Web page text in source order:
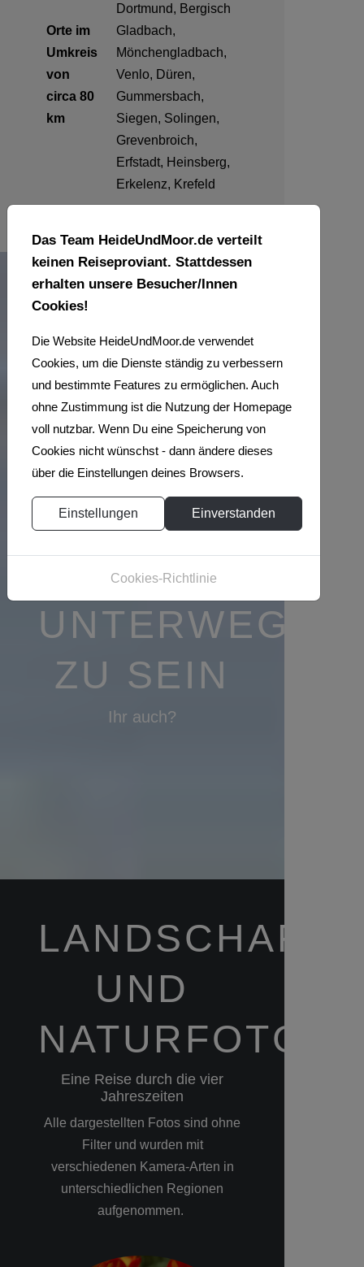
Orte im
Umkreis
von
circa 80
km
Dortmund, Bergisch
Gladbach,
Mönchengladbach,
Venlo, Düren,
Gummersbach,
Siegen, Solingen,
Grevenbroich,
Erfstadt, Heinsberg,
Erkelenz, Krefeld
WIR
LIEBEN
ES
DRAUSSEN U
NTERWEGS Z
U SEIN
Ihr auch?
UND
Eine Reise durch die vier
Jahreszeiten
Alle dargestellten Fotos sind ohne
Filter und wurden mit
verschiedenen Kamera-Arten in
unterschiedlichen Regionen
aufgenommen.
Das Team HeideUndMoor.de verteilt
keinen Reiseproviant. Stattdessen
erhalten unsere Besucher/Innen
Cookies!
Die Website HeideUndMoor.de verwendet
Cookies, um die Dienste ständig zu verbessern
und bestimmte Features zu ermöglichen. Auch
ohne Zustimmung ist die Nutzung der Homepage
voll nutzbar. Wenn Du eine Speicherung von
Cookies nicht wünschst - dann ändere dieses
über die Einstellungen deines Browsers.
Einstellungen Einverstanden
Cookies-Richtlinie